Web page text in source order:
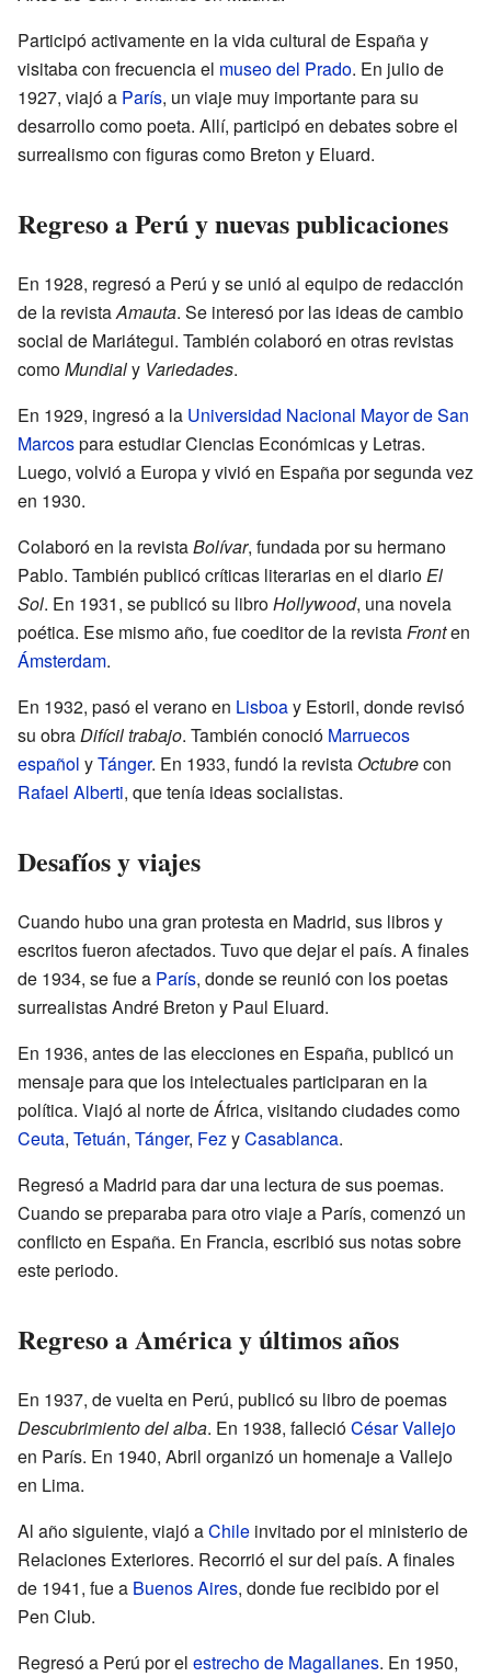
Participó activamente en la vida cultural de España y
visitaba con frecuencia el museo del Prado. En julio de
1927, viajó a París, un viaje muy importante para su
desarrollo como poeta. Allí, participó en debates sobre el
surrealismo con figuras como Breton y Eluard.
Regreso a Perú y nuevas publicaciones
En 1928, regresó a Perú y se unió al equipo de redacción
de la revistaAmauta. Se interesó por las ideas de cambio
social de Mariátegui. También colaboró en otras revistas
comoMundialy Variedades.
En 1929, ingresó a la Universidad Nacional Mayor de San
Marcospara estudiar Ciencias Económicas y Letras.
Luego, volvió a Europa y vivió en España por segunda vez
en 1930.
Colaboró en la revistaBolívar, fundada por su hermano
Pablo. También publicó críticas literarias en el diarioEl
Sol. En 1931, se publicó su libroHollywood, una novela
poética. Ese mismo año, fue coeditor de la revistaFronten
Ámsterdam.
En 1932, pasó el verano en Lisboay Estoril, donde revisó
su obraDifícil trabajo. También conoció Marruecos
español yTánger. En 1933, fundó la revista Octubrecon
Rafael Alberti, que tenía ideas socialistas.
Desafíos y viajes
Cuando hubo una gran protesta en Madrid, sus libros y
escritos fueron afectados. Tuvo que dejar el país. A finales
de 1934, se fue a París, donde se reunió con los poetas
surrealistas André Breton y Paul Eluard.
En 1936, antes de las elecciones en España, publicó un
mensaje para que los intelectuales participaran en la
política. Viajó al norte de África, visitando ciudades como
Ceuta, Tetuán, Tánger, FezyCasablanca.
Regresó a Madrid para dar una lectura de sus poemas.
Cuando se preparaba para otro viaje a París, comenzó un
conflicto en España. En Francia, escribió sus notas sobre
este periodo.
Regreso a América y últimos años
En 1937, de vuelta en Perú, publicó su libro de poemas
Descubrimiento del alba. En 1938, fallecióCésar Vallejo
en París. En 1940, Abril organizó un homenaje a Vallejo
en Lima.
Al año siguiente, viajó aChile invitado por el ministerio de
Relaciones Exteriores. Recorrió el sur del país. A finales
de 1941, fue a Buenos Aires, donde fue recibido por el
Pen Club.
Regresó a Perú por el estrecho de Magallanes. En 1950,